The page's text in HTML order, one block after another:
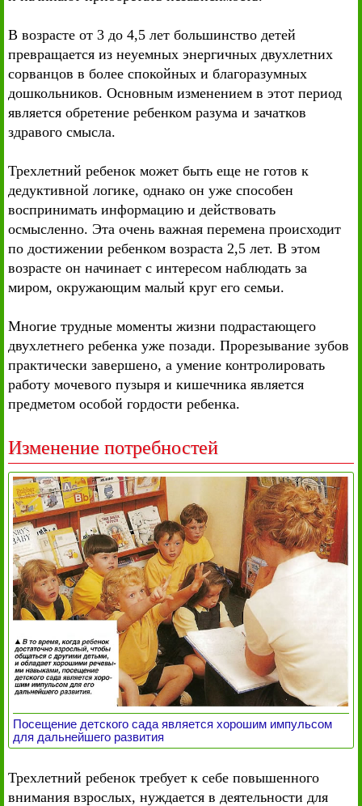
В возрасте от 3 до 4,5 лет большинство детей
превращается из неуемных энергичных двухлетних
сорванцов в более спокойных и благоразумных
дошкольников. Основным изменением в этот период
является обретение ребенком разума и зачатков
здравого смысла.
Трехлетний ребенок может быть еще не готов к
дедуктивной логике, однако он уже способен
воспринимать информацию и действовать
осмысленно. Эта очень важная перемена происходит
по достижении ребенком возраста 2,5 лет. В этом
возрасте он начинает с интересом наблюдать за
миром, окружающим малый круг его семьи.
Многие трудные моменты жизни подрастающего
двухлетнего ребенка уже позади. Прорезывание зубов
практически завершено, а умение контролировать
работу мочевого пузыря и кишечника является
предметом особой гордости ребенка.
Изменение потребностей
Посещение детского сада является хорошим импульсом
для дальнейшего развития
Трехлетний ребенок требует к себе повышенного
внимания взрослых, нуждается в деятельности для